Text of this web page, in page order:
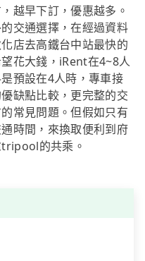
越早下訂，優惠越多。
交通選擇，在經過資料
店去高鐵台中站最快的
花大錢，iRent在4~8人
預設在4人時，專車接
缺點比較，更完整的交
常見問題。但假如只有
時間，來換取便利到府
的共乘。